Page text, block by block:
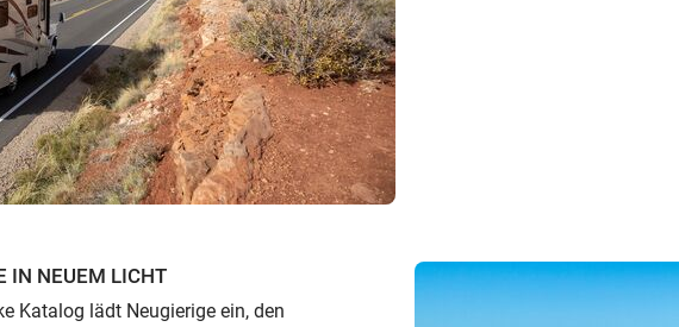
IN NEUEM LICHT
Katalog lädt Neugierige ein, den